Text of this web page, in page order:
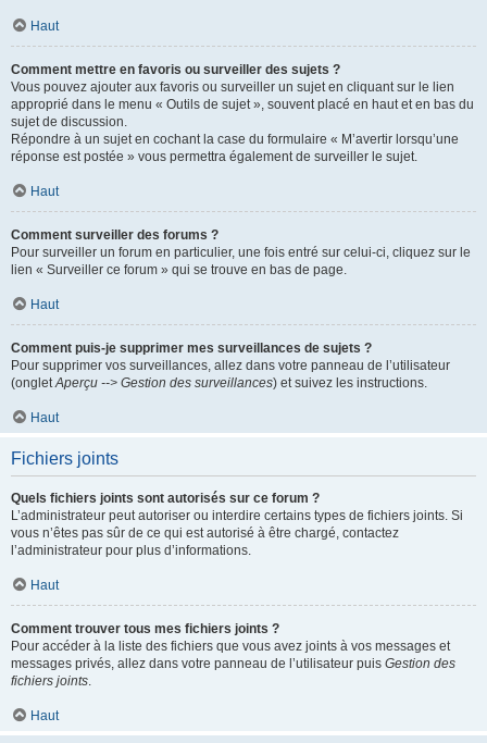
Haut
Comment mettre en favoris ou surveiller des sujets ?
Vous pouvez ajouter aux favoris ou surveiller un sujet en cliquant sur le lien
approprié dans le menu « Outils de sujet », souvent placé en haut et en bas du
sujet de discussion.
Répondre à un sujet en cochant la case du formulaire « M’avertir lorsqu’une
réponse est postée » vous permettra également de surveiller le sujet.
Haut
Comment surveiller des forums ?
Pour surveiller un forum en particulier, une fois entré sur celui-ci, cliquez sur le
lien « Surveiller ce forum » qui se trouve en bas de page.
Haut
Comment puis-je supprimer mes surveillances de sujets ?
Pour supprimer vos surveillances, allez dans votre panneau de l’utilisateur
(ongletAperçu --> Gestion des surveillances) et suivez les instructions.
Haut
Fichiers joints
Quels fichiers joints sont autorisés sur ce forum ?
L’administrateur peut autoriser ou interdire certains types de fichiers joints. Si
vous n’êtes pas sûr de ce qui est autorisé à être chargé, contactez
l’administrateur pour plus d’informations.
Haut
Comment trouver tous mes fichiers joints ?
Pour accéder à la liste des fichiers que vous avez joints à vos messages et
messages privés, allez dans votre panneau de l’utilisateur puis Gestion des
fichiers joints.
Haut